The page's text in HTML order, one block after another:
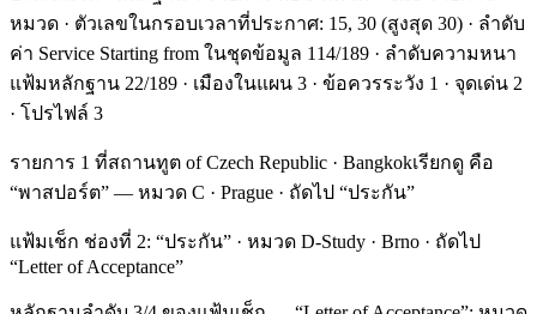
หมวด · ตัวเลขในกรอบเวลาที่ประกาศ: 15, 30 (สูงสุด 30) · ลำดับ
ค่า Service Starting from ในชุดข้อมูล 114/189 · ลำดับความหนา
แฟ้มหลักฐาน 22/189 · เมืองในแผน 3 · ข้อควรระวัง 1 · จุดเด่น 2
· โปรไฟล์ 3
รายการ 1 ที่สถานทูต of Czech Republic · Bangkokเรียกดู คือ
“พาสปอร์ต” — หมวด C · Prague · ถัดไป “ประกัน”
แฟ้มเช็ก ช่องที่ 2: “ประกัน” · หมวด D-Study · Brno · ถัดไป
“Letter of Acceptance”